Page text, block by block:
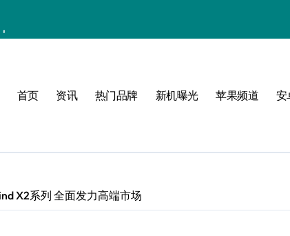
转无限可能
峰！
爆了！
首页 资讯 热门品牌 新机曝光 苹果频道 安
X2系列 全面发力高端市场